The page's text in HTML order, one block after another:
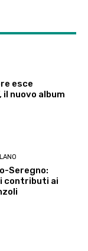
esce
il nuovo album
Seregno:
contributi ai